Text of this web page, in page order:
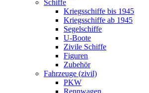
Schiffe
Kriegsschiffe bis 1945
Kriegsschiffe ab 1945
Segelschiffe
U-Boote
Zivile Schiffe
Figuren
Zubehör
Fahrzeuge (zivil)
PKW
Rennwagen